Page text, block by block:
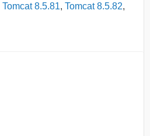
Tomcat 8.5.81, Tomcat 8.5.82,